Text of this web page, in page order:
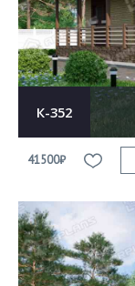
К-352
41500₽